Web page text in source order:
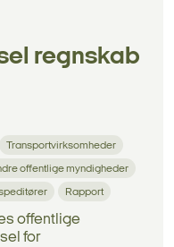
regnskab
Transportvirksomheder
offentlige myndigheder
Rapport
offentlige
for